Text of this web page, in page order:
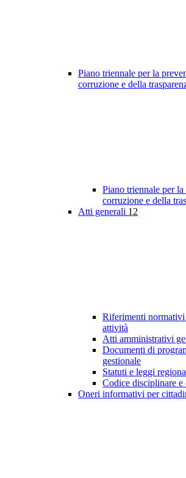
Piano triennale per la
corruzione e della
Piano triennale per
corruzione e della
Atti generali 12
Riferimenti normativi
attività
Atti amministrativi
Documenti di
gestionale
Statuti e leggi
Codice disciplinare e
Oneri informativi per